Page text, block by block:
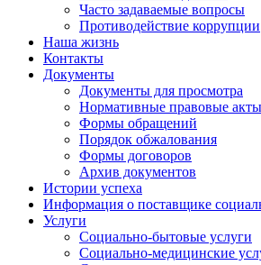
Часто задаваемые вопросы
Противодействие коррупции
Наша жизнь
Контакты
Документы
Документы для просмотра
Нормативные правовые акты
Формы обращений
Порядок обжалования
Формы договоров
Архив документов
Истории успеха
Информация о поставщике
Услуги
Социально-бытовые услуги
Социально-медицинские